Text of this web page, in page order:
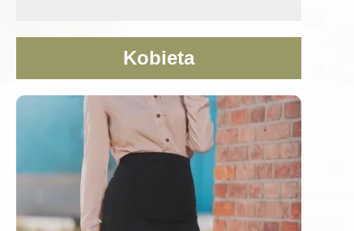
Kobieta